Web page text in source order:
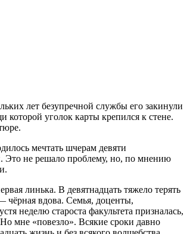
лет безупречной службы его закинули
которой уголок карты крепился к стене.
мечтать шчерам девяти
Это не решало проблему, но, по мнению
линька. В девятнадцать тяжело терять
чёрная вдова. Семья, доценты,
неделю староста факультета призналась,
мне «повезло». Всякие сроки давно